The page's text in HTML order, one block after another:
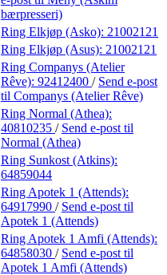
bærpresseri)
Ring Elkjøp (Asko): 21002121
Ring Elkjøp (Asus): 21002121
Ring Companys (Atelier
Rêve): 92412400 / Send e-post
til Companys (Atelier Rêve)
Ring Normal (Athea):
40810235 / Send e-post til
Normal (Athea)
Ring Sunkost (Atkins):
64859044
Ring Apotek 1 (Attends):
64917990 / Send e-post til
Apotek 1 (Attends)
Ring Apotek 1 Amfi (Attends):
64858030 / Send e-post til
Apotek 1 Amfi (Attends)